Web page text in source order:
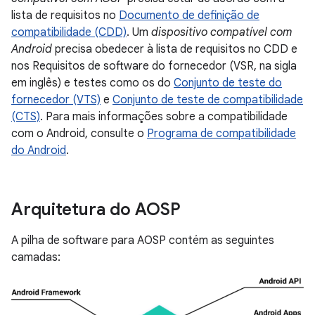
lista de requisitos no Documento de definição de
compatibilidade (CDD). Um dispositivo compatível com
Android precisa obedecer à lista de requisitos no CDD e
nos Requisitos de software do fornecedor (VSR, na sigla
em inglês) e testes como os do Conjunto de teste do
fornecedor (VTS) e Conjunto de teste de compatibilidade
(CTS). Para mais informações sobre a compatibilidade
com o Android, consulte o Programa de compatibilidade
do Android.
Arquitetura do AOSP
A pilha de software para AOSP contém as seguintes
camadas: